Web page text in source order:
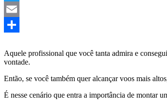
Twitter
Email
Aquele profissional que você tanta admira e
vontade.
Então, se você também quer alcançar voos mais
É nesse cenário que entra a importância de montar